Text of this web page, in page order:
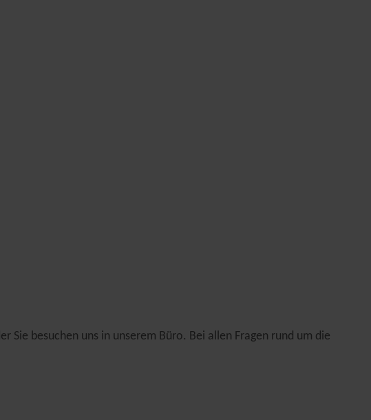
Sie besuchen uns in unserem Büro. Bei allen Fragen rund um die